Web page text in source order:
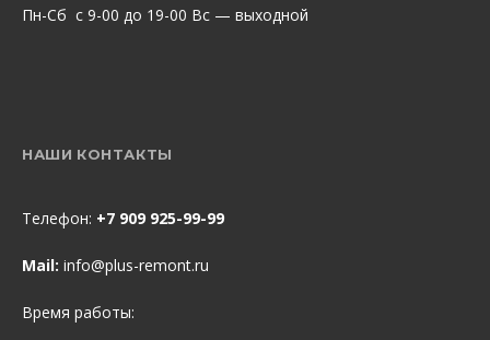
Пн-Сб с 9-00 до 19-00 Вс — выходной
НАШИ КОНТАКТЫ
Телефон: +7 909 925-99-99
Mail: info@plus-remont.ru
Время работы: